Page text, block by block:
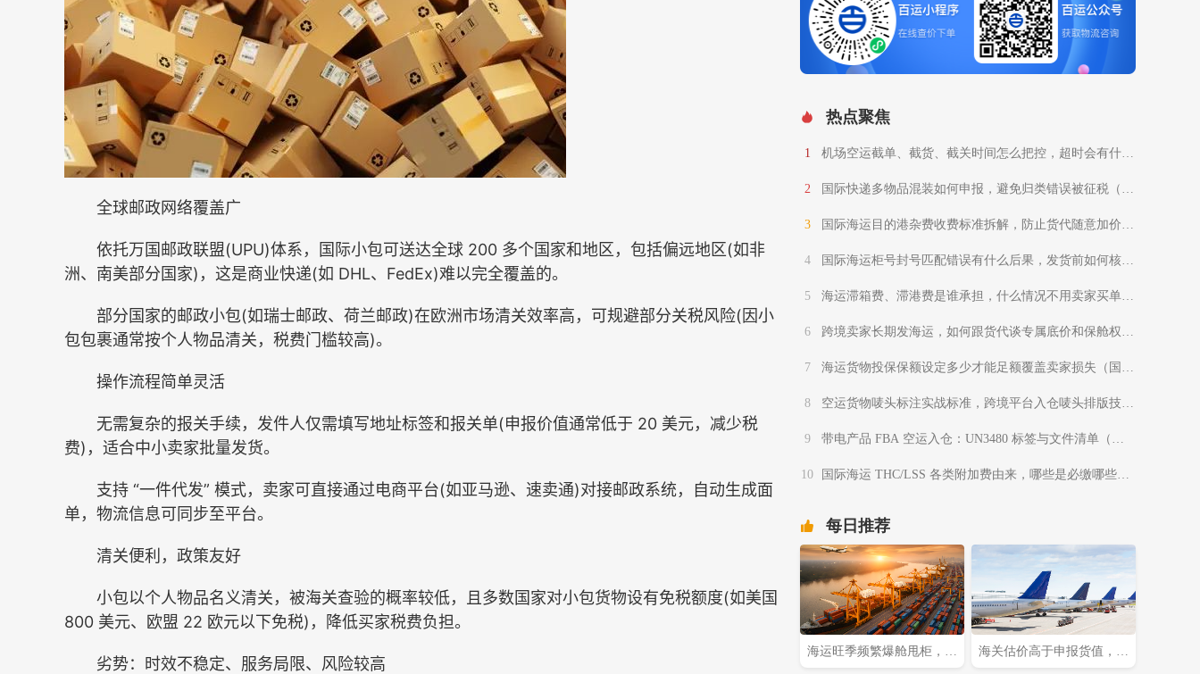
全球邮政网络覆盖广
依托万国邮政联盟(UPU)体系，国际小包可送达全球 200 多个国家和地区，包括偏远地区(如非
洲、南美部分国家)，这是商业快递(如 DHL、FedEx)难以完全覆盖的。
部分国家的邮政小包(如瑞士邮政、荷兰邮政)在欧洲市场清关效率高，可规避部分关税风险(因小
包包裹通常按个人物品清关，税费门槛较高)。
操作流程简单灵活
无需复杂的报关手续，发件人仅需填写地址标签和报关单(申报价值通常低于 20 美元，减少税
费)，适合中小卖家批量发货。
支持 “一件代发” 模式，卖家可直接通过电商平台(如亚马逊、速卖通)对接邮政系统，自动生成面
单，物流信息可同步至平台。
清关便利，政策友好
小包以个人物品名义清关，被海关查验的概率较低，且多数国家对小包货物设有免税额度(如美国
800 美元、欧盟 22 欧元以下免税)，降低买家税费负担。
劣势：时效不稳定、服务局限、风险较高
热点聚焦
1
机场空运截单、截货、截关时间怎么把控，超时会有什么
2
国际快递多物品混装如何申报，避免归类错误被征税（国
3
国际海运目的港杂费收费标准拆解，防止货代随意加价
4
国际海运柜号封号匹配错误有什么后果，发货前如何核对
5
海运滞箱费、滞港费是谁承担，什么情况不用卖家买单
6
跨境卖家长期发海运，如何跟货代谈专属底价和保舱权益
7
海运货物投保保额设定多少才能足额覆盖卖家损失（国际
8
空运货物唛头标注实战标准，跨境平台入仓唛头排版技巧
9
带电产品 FBA 空运入仓：UN3480 标签与文件清单（亚
10
国际海运 THC/LSS 各类附加费由来，哪些是必缴哪些是
每日推荐
海运旺季频繁爆舱甩柜，货
海关估价高于申报货值，快